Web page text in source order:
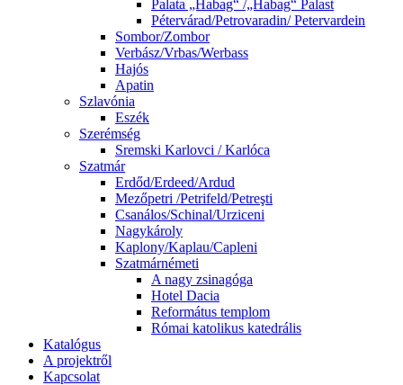
Palata „Habag“ /„Habag“ Palast
Pétervárad/Petrovaradin/ Petervardein
Sombor/Zombor
Verbász/Vrbas/Werbass
Hajós
Apatin
Szlavónia
Eszék
Szerémség
Sremski Karlovci / Karlóca
Szatmár
Erdőd/Erdeed/Ardud
Mezőpetri /Petrifeld/Petreşti
Csanálos/Schinal/Urziceni
Nagykároly
Kaplony/Kaplau/Capleni
Szatmárnémeti
A nagy zsinagóga
Hotel Dacia
Református templom
Római katolikus katedrális
Katalógus
A projektről
Kapcsolat